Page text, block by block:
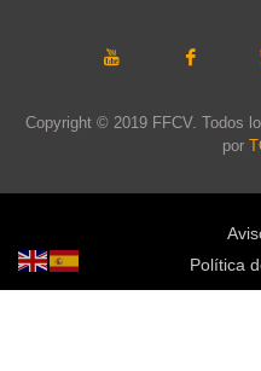
Copyright © 2019 FFCV. Todos
por
Política
Política